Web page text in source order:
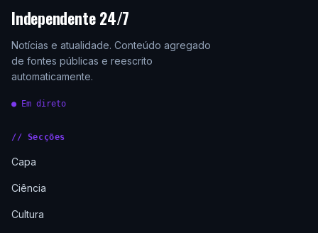
Independente 24/7
Notícias e atualidade. Conteúdo agregado
de fontes públicas e reescrito
automaticamente.
● Em direto
// Secções
Capa
Ciência
Cultura